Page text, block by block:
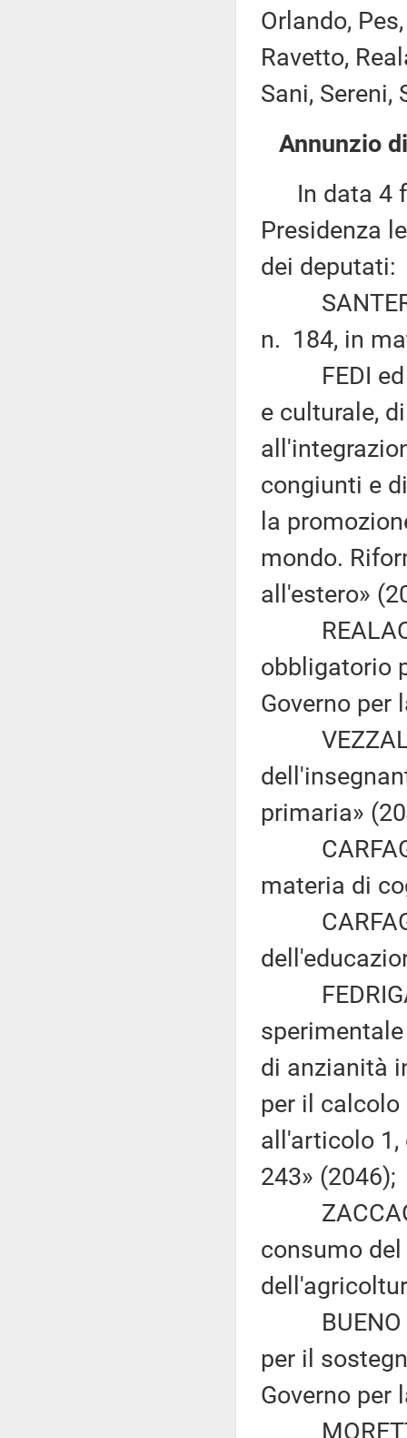
Orlando,
Ravetto,
Sani, Sereni,
Annunzio
In data 4
Presidenza
dei deputati:
n. 184, in
FEDI ed
e culturale,
congiunti e
la
mondo.
all'estero»
obbligatorio
Governo per
VEZZALI:
primaria»
materia di
FEDRIGA:
di anzianità
per il
all'articolo
243» (2046);
consumo
BUENO e
per il
Governo per
MORETTI